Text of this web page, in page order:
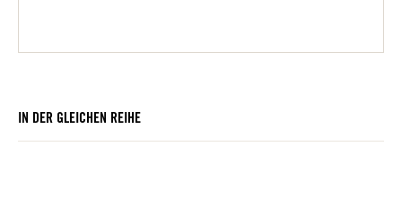
IN DER GLEICHEN REIHE